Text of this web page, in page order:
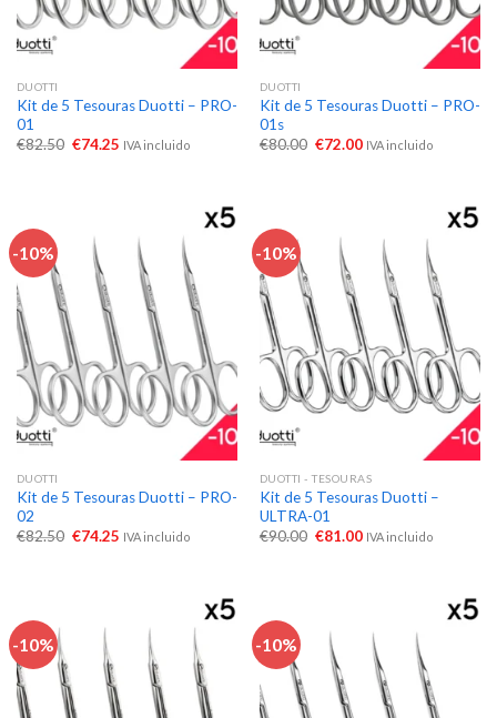
DUOTTI
Kit de 5 Tesouras Duotti – PRO-
01
€82.50 €74.25 IVA incluido
DUOTTI
Kit de 5 Tesouras Duotti – PRO-
01s
€80.00 €72.00 IVA incluido
-10%
DUOTTI
Kit de 5 Tesouras Duotti – PRO-
02
€82.50 €74.25 IVA incluido
-10%
DUOTTI - TESOURAS
Kit de 5 Tesouras Duotti –
ULTRA-01
€90.00 €81.00 IVA incluido
-10% -10%